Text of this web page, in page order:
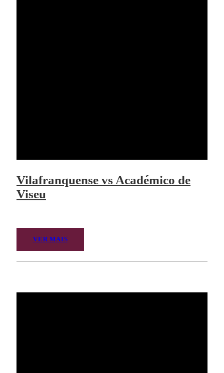
Vilafranquense vs Académico de
Viseu
VER MAIS